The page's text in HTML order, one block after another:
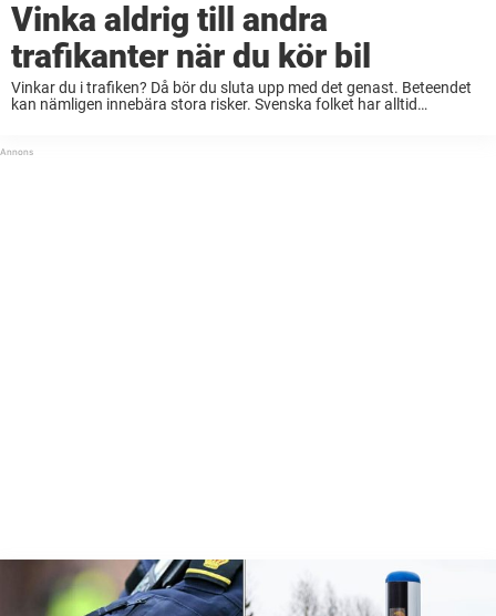
Vinka aldrig till andra
trafikanter när du kör bil
Vinkar du i trafiken? Då bör du sluta upp med det genast. Beteendet
kan nämligen innebära stora risker. Svenska folket har alltid